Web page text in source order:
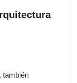
también